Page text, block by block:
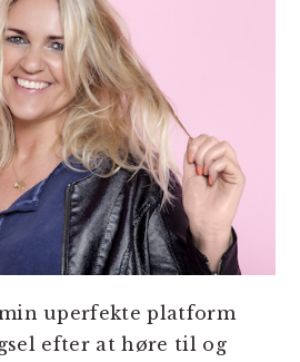
uperfekte platform
efter at høre til og